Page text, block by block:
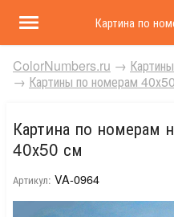
Картина по
ColorNumbers.ru →
→ Картины по номерам 40х50
Картина по номерам
40х50 см
Артикул: VA-0964